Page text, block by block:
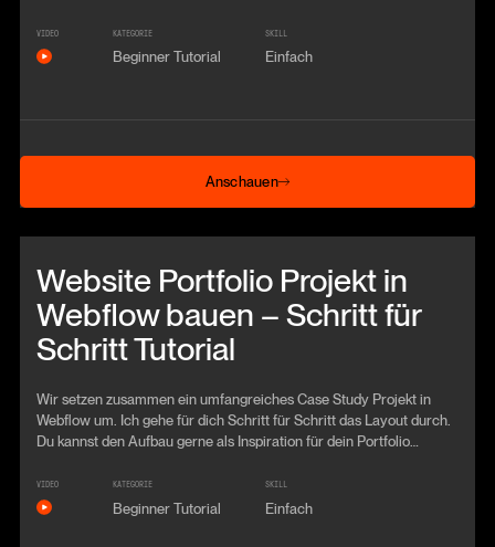
VIDEO KATEGORIE
Beginner Tutorial
SKILL
Einfach
Anschauen
Anschauen
Website Portfolio Projekt in
Webflow bauen – Schritt für
Schritt Tutorial
Wir setzen zusammen ein umfangreiches Case Study Projekt in
Webflow um. Ich gehe für dich Schritt für Schritt das Layout durch.
Du kannst den Aufbau gerne als Inspiration für dein Portfolio
VIDEO KATEGORIE
Beginner Tutorial
SKILL
Einfach